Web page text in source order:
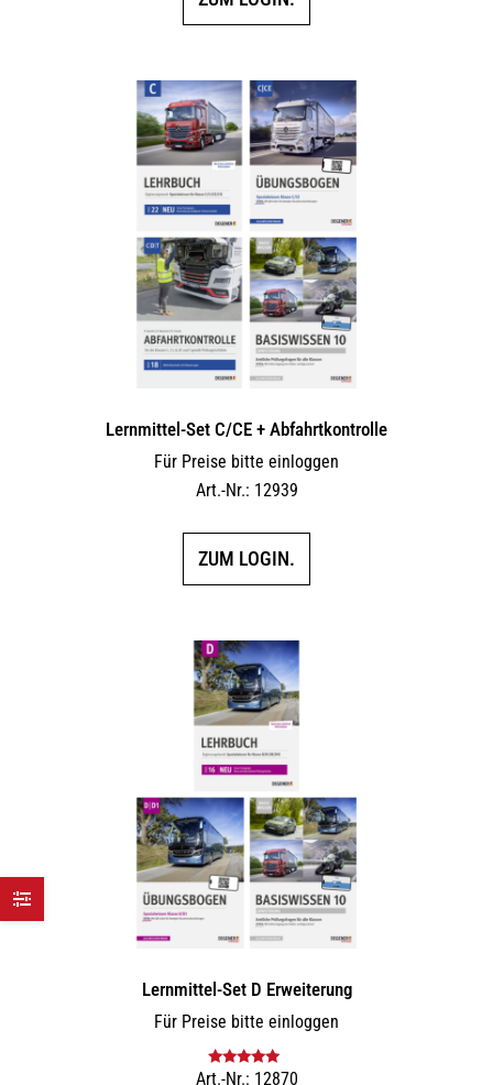
Lernmittel-Set C/CE + Abfahrtkontrolle
Für Preise bitte einloggen
Art.-Nr.: 12939
ZUM LOGIN.
Lernmittel-Set D Erweiterung
Für Preise bitte einloggen
Bewertet mit
Art.-Nr.: 12870